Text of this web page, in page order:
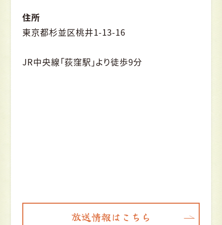
住所
東京都杉並区桃井1-13-16
JR中央線「荻窪駅」より徒歩9分
放送情報はこちら